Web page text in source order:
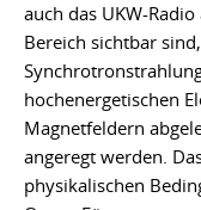
auch das UKW-
Bereich sichtbar
hochenergetischen
Magnetfeldern
angeregt werden.
physikalischen